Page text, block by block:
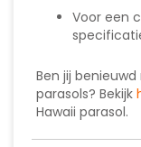
Voor een
Ben jij
parasols? Bekijk
Hawaii parasol.